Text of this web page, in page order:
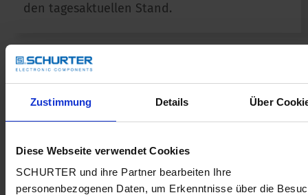
Zustimmung Details Über
Diese Webseite verwendet Cookies
SCHURTER und ihre Partner bearbeiten Ihre
personenbezogenen Daten, um Erkenntnisse über die
den tagesaktuellen Stand.